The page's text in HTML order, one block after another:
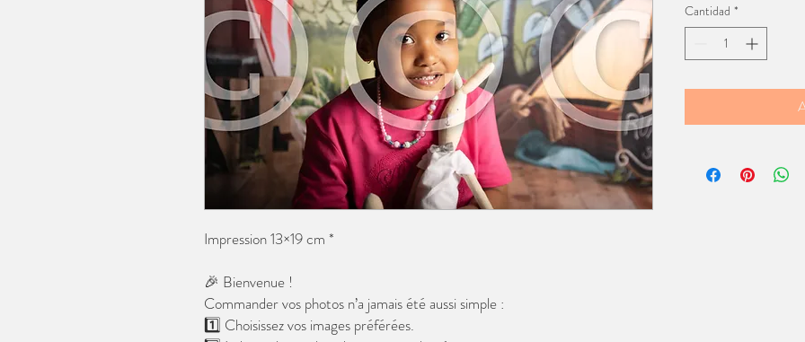
Impression 13×19 cm *
🎉 Bienvenue !
Commander vos photos n’a jamais été aussi simple :
1️⃣ Choisissez vos images préférées.
Cantidad *